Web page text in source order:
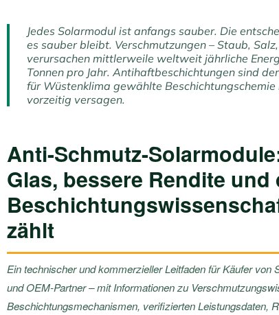
Jedes Solarmodul ist anfangs sauber. Die
es sauber bleibt. Verschmutzungen – Staub,
verursachen mittlerweile weltweit jährliche
Tonnen pro Jahr. Antihaftbeschichtungen sind
für Wüstenklima gewählte
vorzeitig versagen.
Anti-Schmutz-
Glas, bessere Rendite und
zählt
Ein technischer und kommerzieller Leitfaden für Käufer von
und OEM-Partner – mit Informationen zu
Beschichtungsmechanismen, verifizierten Leistungsdaten,